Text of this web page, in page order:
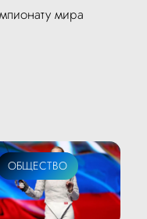
мира
ОБЩЕСТВО